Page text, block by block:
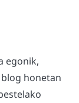
egonik,
honetan